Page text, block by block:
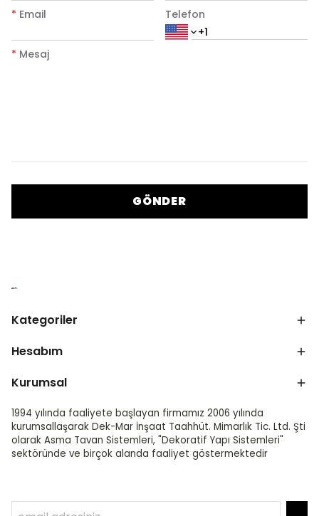
* Email Telefon
* Mesaj
GÖNDER
Kategoriler
Hesabım
Kurumsal
1994 yılında faaliyete başlayan firmamız 2006 yılında
kurumsallaşarak Dek-Mar İnşaat Taahhüt. Mimarlık Tic. Ltd. Şti
olarak Asma Tavan Sistemleri, "Dekoratif Yapı Sistemleri"
sektöründe ve birçok alanda faaliyet göstermektedir